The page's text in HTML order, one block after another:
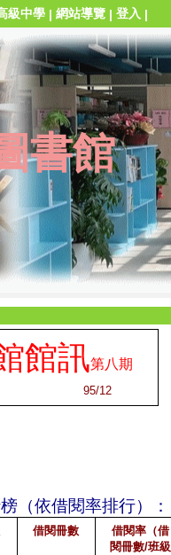
級中學 | 網站導覽 | 登入 |
書館
館訊第八期
95/12
（依借閱率排行）：
借閱冊數
借閱率（借
閱冊數/班級